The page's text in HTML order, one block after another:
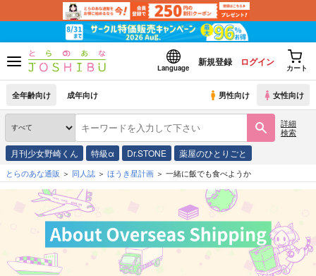
Language
新規登録 ログイン
カート
全年齢向け 成年向け 男性向け 女性向け
詳細
検索
月刊少女野崎くん 特級α Dr.STONE 薬屋のひとりごと
とらのあな通販 同人誌 ほうき星計画 一緒に飯でも食べようか